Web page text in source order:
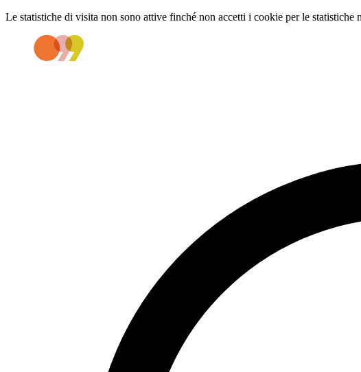
Le statistiche di visita non sono attive finché non accetti i cookie per le statistiche